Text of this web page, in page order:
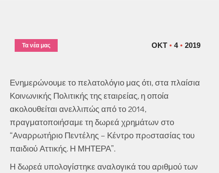
ΟΚΤ 4 2019
Τα νέα μας
Ενημερώνουμε το πελατολόγιο μας ότι, στα πλαίσια
Κοινωνικής Πολιτικής της εταιρείας, η οποία
ακολουθείται ανελλιπώς από το 2014,
πραγματοποιήσαμε τη δωρεά χρημάτων στο
“Αναρρωτήριο Πεντέλης – Κέντρο πρoστασίας του
παιδιού Αττικής. Η ΜΗΤΕΡΑ”.
Η δωρεά υπολογίστηκε αναλογικά του αριθμού των